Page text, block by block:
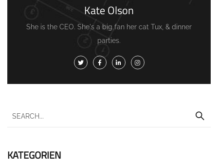
Kate Olson
She is the CEO. She's a big fan her cat Tux, & dinner
parties.
KATEGORIEN